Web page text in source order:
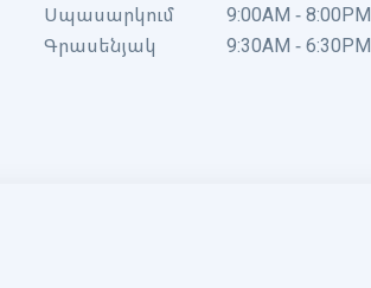
Սպասարկում
9:00AM - 8:00PM
Գրասենյակ
9:30AM - 6:30PM